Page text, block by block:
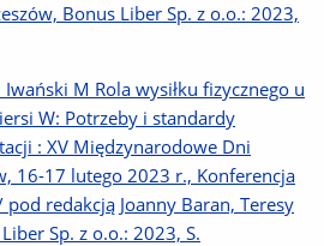
Bonus Liber Sp. z o.o.: 2023,
Iwański M Rola wysiłku fizycznego u
W: Potrzeby i standardy
: XV Międzynarodowe Dni
16-17 lutego 2023 r., Konferencja
redakcją Joanny Baran, Teresy
Sp. z o.o.: 2023, S.